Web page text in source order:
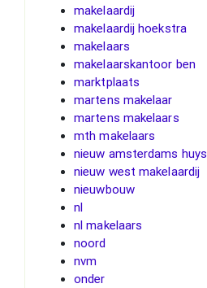
makelaardij
makelaardij hoekstra
makelaars
makelaarskantoor ben
marktplaats
martens makelaar
martens makelaars
mth makelaars
nieuw amsterdams huys
nieuw west makelaardij
nieuwbouw
nl
nl makelaars
noord
nvm
onder